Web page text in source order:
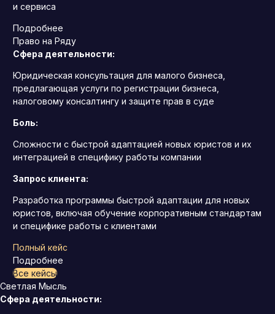
и сервиса
Подробнее
Право на Ряду
Сфера деятельности:
Юридическая консультация для малого бизнеса,
предлагающая услуги по регистрации бизнеса,
налоговому консалтингу и защите прав в суде
Боль:
Сложности с быстрой адаптацией новых юристов и их
интеграцией в специфику работы компании
Запрос клиента:
Разработка программы быстрой адаптации для новых
юристов, включая обучение корпоративным стандартам
и специфике работы с клиентами
Полный кейс
Подробнее
Все кейсы
Светлая Мысль
Сфера деятельности: